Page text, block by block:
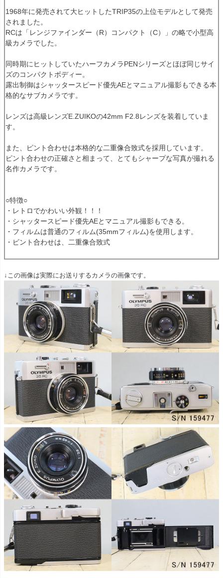
1968年に発売されて大ヒットしたTRIP35の上位モデルとして発売
されました。
RCは「レンジファインダー（R）コンパクト（C）」の略で小型高
級カメラでした。
同時期にヒットしていたハーフカメラPENシリーズとほぼ同じサイ
ズのコンパクトボディー。
露出制御はシャッタースピード優先AEとマニュアル撮影もできる本
格的なサブカメラです。
レンズは高級レンズE.ZUIKOの42mm F2.8レンズを装着していま
す。
また、ピント合わせは本格的な二重像合致式を採用しています。
ピント合わせの正確さと相まって、とてもシャープな写真が撮れる
名作カメラです。
○特徴○
・レトロでかわいい外観！！！
・シャッタースピード優先AEとマニュアル撮影もできる。
・フィルムは普通のフィルム(35mmフィルム)を使用します。
・ピント合わせは、二重像合致式
↓この画像は実際にお送りするカメラの画像です。